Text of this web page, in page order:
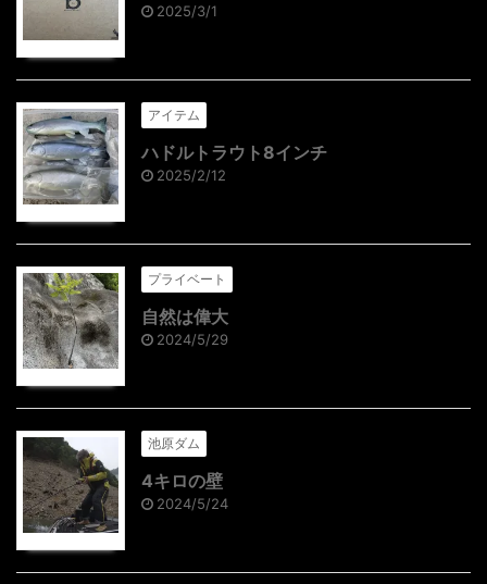
2025/3/1
アイテム
ハドルトラウト8インチ
2025/2/12
プライベート
自然は偉大
2024/5/29
池原ダム
4キロの壁
2024/5/24